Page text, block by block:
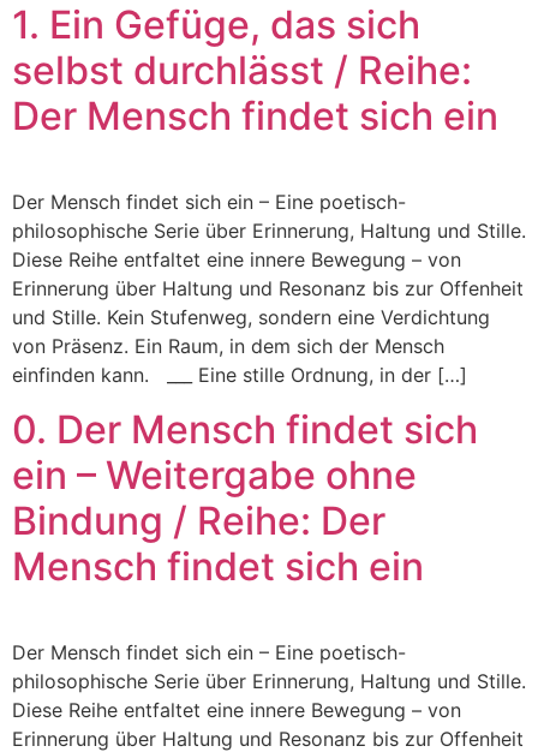
1. Ein Gefüge, das sich
selbst durchlässt / Reihe:
Der Mensch findet sich ein
Der Mensch findet sich ein – Eine poetisch-
philosophische Serie über Erinnerung, Haltung und Stille.
Diese Reihe entfaltet eine innere Bewegung – von
Erinnerung über Haltung und Resonanz bis zur Offenheit
und Stille. Kein Stufenweg, sondern eine Verdichtung
von Präsenz. Ein Raum, in dem sich der Mensch
einfinden kann. ___ Eine stille Ordnung, in der […]
0. Der Mensch findet sich
ein – Weitergabe ohne
Bindung / Reihe: Der
Mensch findet sich ein
Der Mensch findet sich ein – Eine poetisch-
philosophische Serie über Erinnerung, Haltung und Stille.
Diese Reihe entfaltet eine innere Bewegung – von
Erinnerung über Haltung und Resonanz bis zur Offenheit